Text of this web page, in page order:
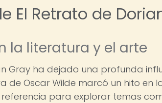
El Retrato de
la literatura y el arte
Gray ha dejado una profunda
de Oscar Wilde marcó un hito en
para explorar temas